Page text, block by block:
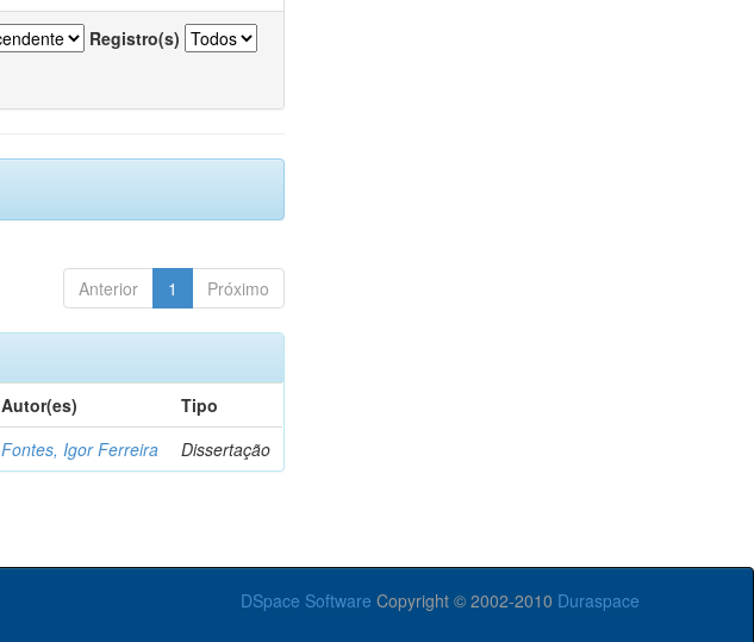
Registro(s)
Anterior 1 Próximo
Autor(es)
Tipo
Fontes, Igor Ferreira Dissertação
DSpace Software Copyright © 2002-2010 Duraspace